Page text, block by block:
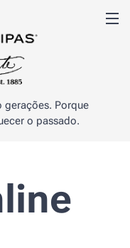
gerações. Porque
o passado.